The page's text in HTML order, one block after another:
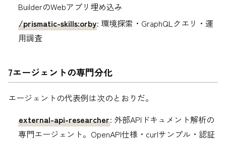
BuilderのWebアプリ埋め込み
/prismatic-skills:orby: 環境探索・GraphQLクエリ・運
用調査
7エージェントの専門分化
エージェントの代表例は次のとおりだ。
external-api-researcher: 外部APIドキュメント解析の
専門エージェント。OpenAPI仕様・curlサンプル・認証